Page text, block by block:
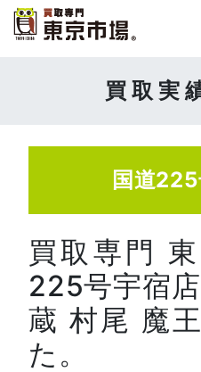
買取実
国道
買取専門
225号宇宿
蔵 村尾 魔
た。